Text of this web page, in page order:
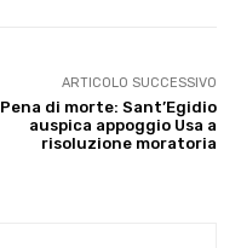
ARTICOLO SUCCESSIVO
Pena di morte: Sant’Egidio
auspica appoggio Usa a
risoluzione moratoria